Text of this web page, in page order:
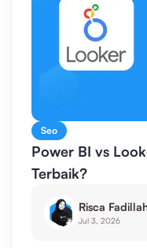
Seo
Power BI vs
Terbaik?
Risca
Jul 3, 2026